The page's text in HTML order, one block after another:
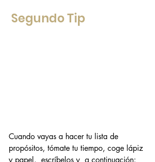
Segundo Tip
Cuando vayas a hacer tu lista de
propósitos, tómate tu tiempo, coge lápiz
y papel,  escríbelos y  a continuación: